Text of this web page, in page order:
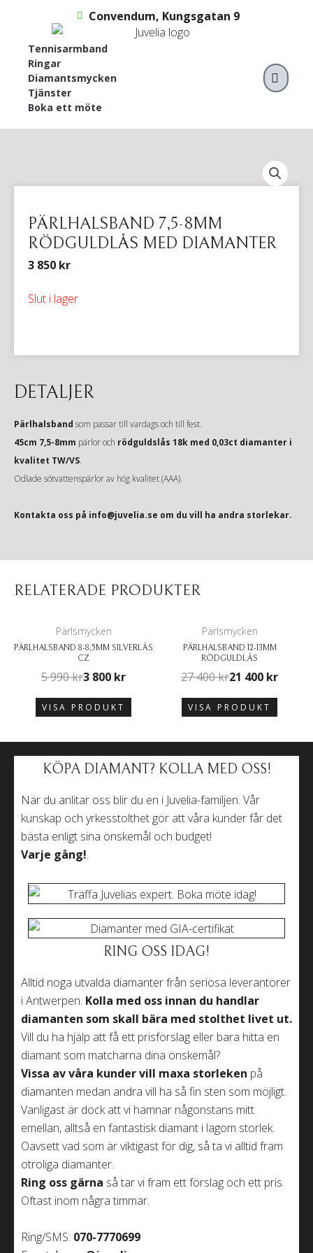
innehåll
Convendum, Kungsgatan 9
Tennisarmband
Ringar
Diamantsmycken
Tjänster
Boka ett möte
PÄRLHALSBAND 7,5-8MM
RÖDGULDLÅS MED DIAMANTER
3 850 kr
Slut i lager
DETALJER
Pärlhalsband som passar till vardags och till fest.
45cm 7,5-8mm pärlor och rödguldslås 18k med 0,03ct diamanter i
kvalitet TW/VS.
Odlade sötvattenspärlor av hög kvalitet (AAA).
Kontakta oss på info@juvelia.se om du vill ha andra storlekar.
RELATERADE PRODUKTER
Pärlsmycken
PÄRLHALSBAND 8-8,5MM SILVERLÅS
CZ
5 990kr3 800 kr
VISA PRODUKT
Pärlsmycken
PÄRLHALSBAND 12-13MM
RÖDGULDLÅS
27 400kr21 400 kr
VISA PRODUKT
KÖPA DIAMANT? KOLLA MED OSS!
När du anlitar oss blir du en i Juvelia-familjen. Vår
kunskap och yrkesstolthet gör att våra kunder får det
bästa enligt sina önskemål och budget!
Varje gång!.
RING OSS IDAG!
Alltid noga utvalda diamanter från seriösa leverantörer
i Antwerpen. Kolla med oss innan du handlar
diamanten som skall bära med stolthet livet ut.
Vill du ha hjälp att få ett prisförslag eller bara hitta en
diamant som matcharna dina önskemål?
Vissa av våra kunder vill maxa storleken på
diamanten medan andra vill ha så fin sten som möjligt.
Vanligast är dock att vi hamnar någonstans mitt
emellan, alltså en fantastisk diamant i lagom storlek.
Oavsett vad som är viktigast för dig, så ta vi alltid fram
otroliga diamanter.
Ring oss gärna så tar vi fram ett förslag och ett pris.
Oftast inom några timmar.
Ring/SMS: 070-7770699